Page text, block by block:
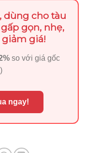
dùng cho tàu
gọn, nhẹ,
giá!
so với giá gốc
)
ngay!